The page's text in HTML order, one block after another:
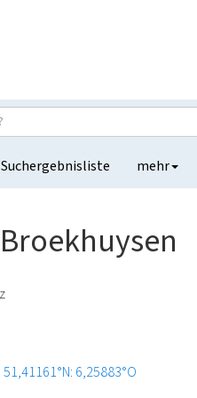
Suchergebnisliste mehr
51,41161°N: 6,25883°O